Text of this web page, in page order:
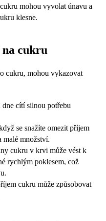
mohou vyvolat únavu a
klesne.
na cukru
cukru, mohou vykazovat
cítí silnou potřebu
se snažíte omezit příjem
malé množství.
cukru v krvi může vést k
rychlým poklesem, což
cukru může způsobovat